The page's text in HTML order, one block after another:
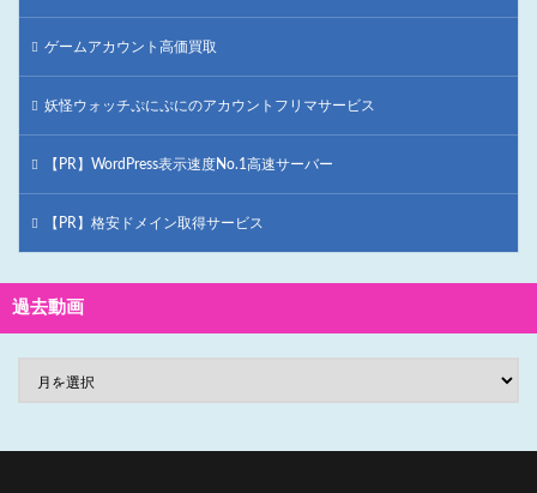
ゲームアカウント高価買取
妖怪ウォッチぷにぷにのアカウントフリマサービス
【PR】WordPress表示速度No.1高速サーバー
【PR】格安ドメイン取得サービス
過去動画